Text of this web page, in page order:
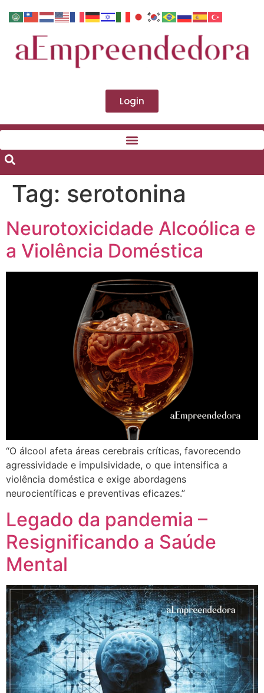
Login
Tag: serotonina
Neurotoxicidade Alcoólica e
a Violência Doméstica
“O álcool afeta áreas cerebrais críticas, favorecendo
agressividade e impulsividade, o que intensifica a
violência doméstica e exige abordagens
neurocientíficas e preventivas eficazes.”
Legado da pandemia –
Resignificando a Saúde
Mental